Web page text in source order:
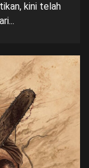
kini telah